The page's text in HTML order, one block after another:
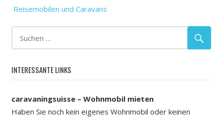
Reisemobilen und Caravans
INTERESSANTE LINKS
caravaningsuisse – Wohnmobil mieten
Haben Sie noch kein eigenes Wohnmobil oder keinen